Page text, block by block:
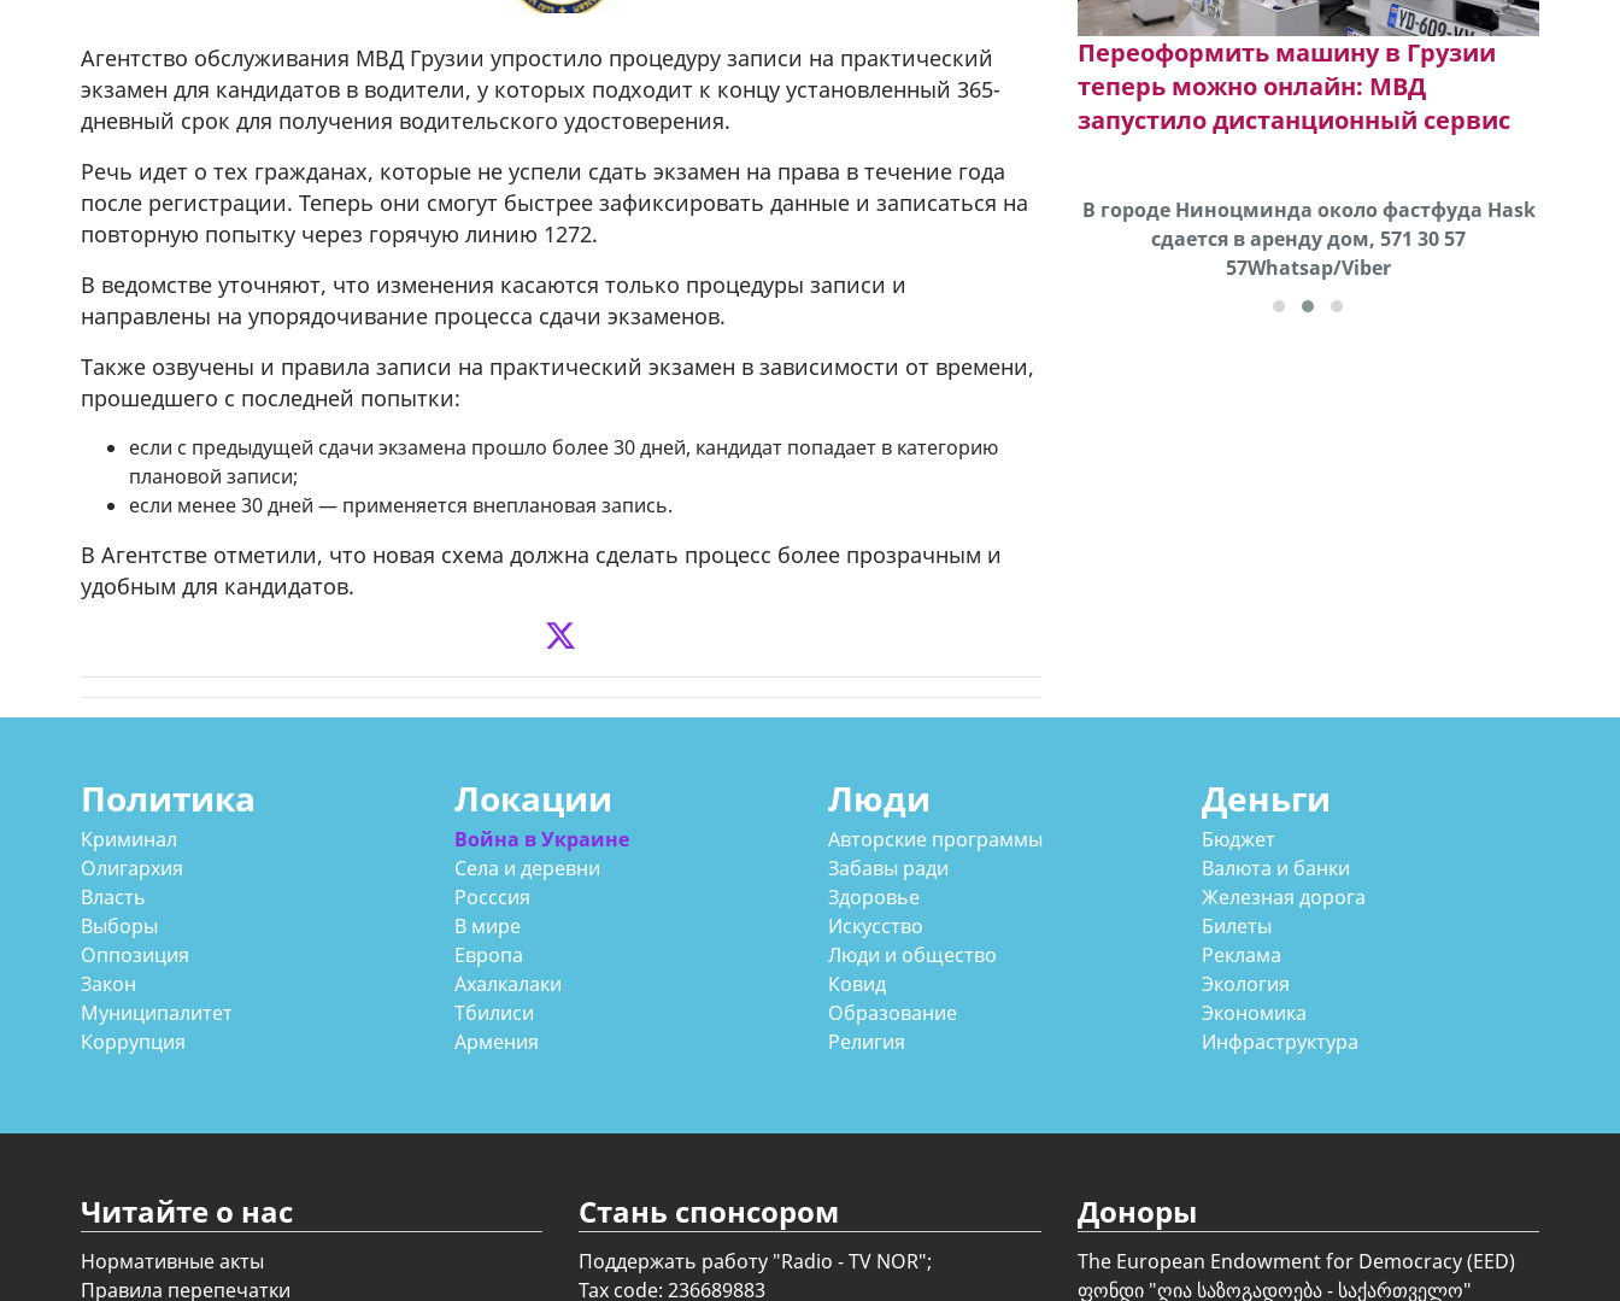
Агентство обслуживания МВД Грузии упростило процедуру записи на практический
экзамен для кандидатов в водители, у которых подходит к концу установленный 365-
дневный срок для получения водительского удостоверения.
Речь идет о тех гражданах, которые не успели сдать экзамен на права в течение года
после регистрации. Теперь они смогут быстрее зафиксировать данные и записаться на
повторную попытку через горячую линию 1272.
В ведомстве уточняют, что изменения касаются только процедуры записи и
направлены на упорядочивание процесса сдачи экзаменов.
Также озвучены и правила записи на практический экзамен в зависимости от времени,
прошедшего с последней попытки:
если с предыдущей сдачи экзамена прошло более 30 дней, кандидат попадает в категорию
плановой записи;
если менее 30 дней — применяется внеплановая запись.
В Агентстве отметили, что новая схема должна сделать процесс более прозрачным и
удобным для кандидатов.
Переоформить машину в Грузии
теперь можно онлайн: МВД
запустило дистанционный сервис
30 57
Продается соль оптом и в розницу в
мешках, 500 22 47 42
В городе Ниноцминда около фастфуда Hask
cдается в аренду дом, 571 30 57
57Whatsap/Viber
Продается машина марки Prado,571 30 57
57Whatsap/Viber
Политика
Криминал
Олигархия
Власть
Выборы
Оппозиция
Закон
Муниципалитет
Коррупция
Локации
Война в Украине
Села и деревни
Росссия
В мире
Европа
Ахалкалаки
Тбилиси
Армения
Люди
Авторские программы
Забавы ради
Здоровье
Искусство
Люди и общество
Ковид
Образование
Религия
Деньги
Бюджет
Валюта и банки
Железная дорога
Билеты
Реклама
Экология
Экономика
Инфраструктура
Читайте о нас
Нормативные акты
Правила перепечатки
Стань спонсором
Поддержать работу "Radio - TV NOR";
Tax code: 236689883
Доноры
The European Endowment for Democracy (EED)
ფონდი "ღია საზოგადოება - საქართველო"